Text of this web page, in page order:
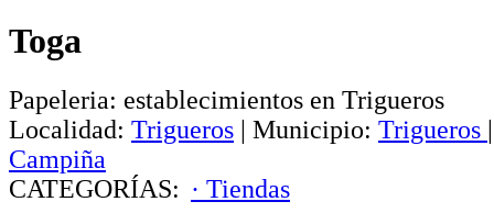
Toga
Papeleria: establecimientos en Trigueros
Localidad: Trigueros | Municipio: Trigueros
Campiña
CATEGORÍAS: · Tiendas